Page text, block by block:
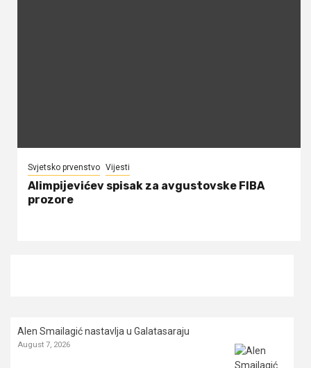
Svjetsko prvenstvo Vijesti
Alimpijevićev spisak za avgustovske FIBA
prozore
Alen Smailagić nastavlja u Galatasaraju
August 7, 2026